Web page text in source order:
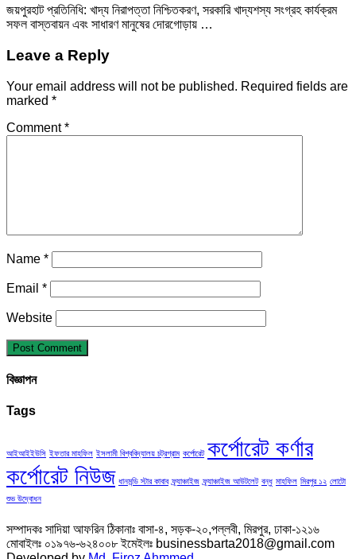
জয়পুরহাট প্রতিনিধি: খাদ্য নিরাপত্তা নিশ্চিতকরণ, সরকারি খাদ্যশস্য সংগ্রহ কার্যক্রম
সফল বাস্তবায়ন এবং সাধারণ মানুষের দোরগোড়ায় …
Leave a Reply
Your email address will not be published. Required fields are
marked *
Comment*
Name *
Email *
Website
বিজ্ঞাপন
Tags
আইআইইউসি ইফতার মাহফিল ইসলামী বিশ্ববিদ্যালয় চট্রগ্রাম কর্পোরেট কর্পোরেট কর্ণার
কর্পোরেট নিউজ ধানমন্ডি স্টার কাবাব ফ্র্যাঞ্চাইজ ফ্র্যাঞ্চাইজ আউটলেট বন্ধু মাহফিল মিরপুর ১২ লোটো
শুভ উদ্বোধন
সম্পাদকঃ সাদিয়া আফরিন ঠিকানাঃ বাসা-৪, সড়ক-২০,পল্লবী, মিরপুর, ঢাকা-১২১৬
মোবাইলঃ ০১৯৭৬-৬২৪০০৮ ইমেইলঃ businessbarta2018@gmail.com